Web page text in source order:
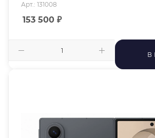
Арт.: 131008
153 500 ₽
В